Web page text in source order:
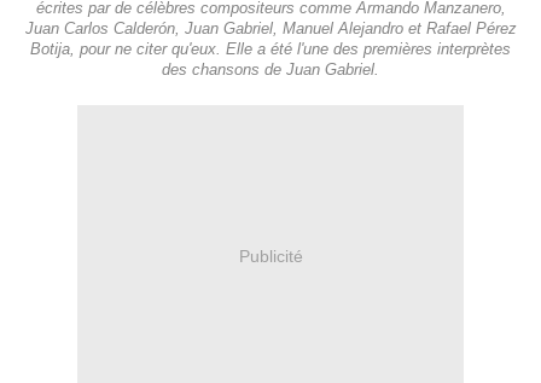
écrites par de célèbres compositeurs comme Armando Manzanero,
Juan Carlos Calderón, Juan Gabriel, Manuel Alejandro et Rafael Pérez
Botija, pour ne citer qu'eux. Elle a été l'une des premières interprètes
des chansons de Juan Gabriel.
Publicité